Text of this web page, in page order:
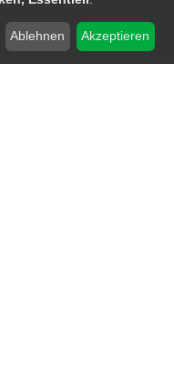
Ablehnen Akzeptieren